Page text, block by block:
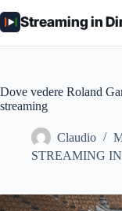
al
contenuto
Streaming in
Dove vedere Roland
streaming
Claudio
STREAMING